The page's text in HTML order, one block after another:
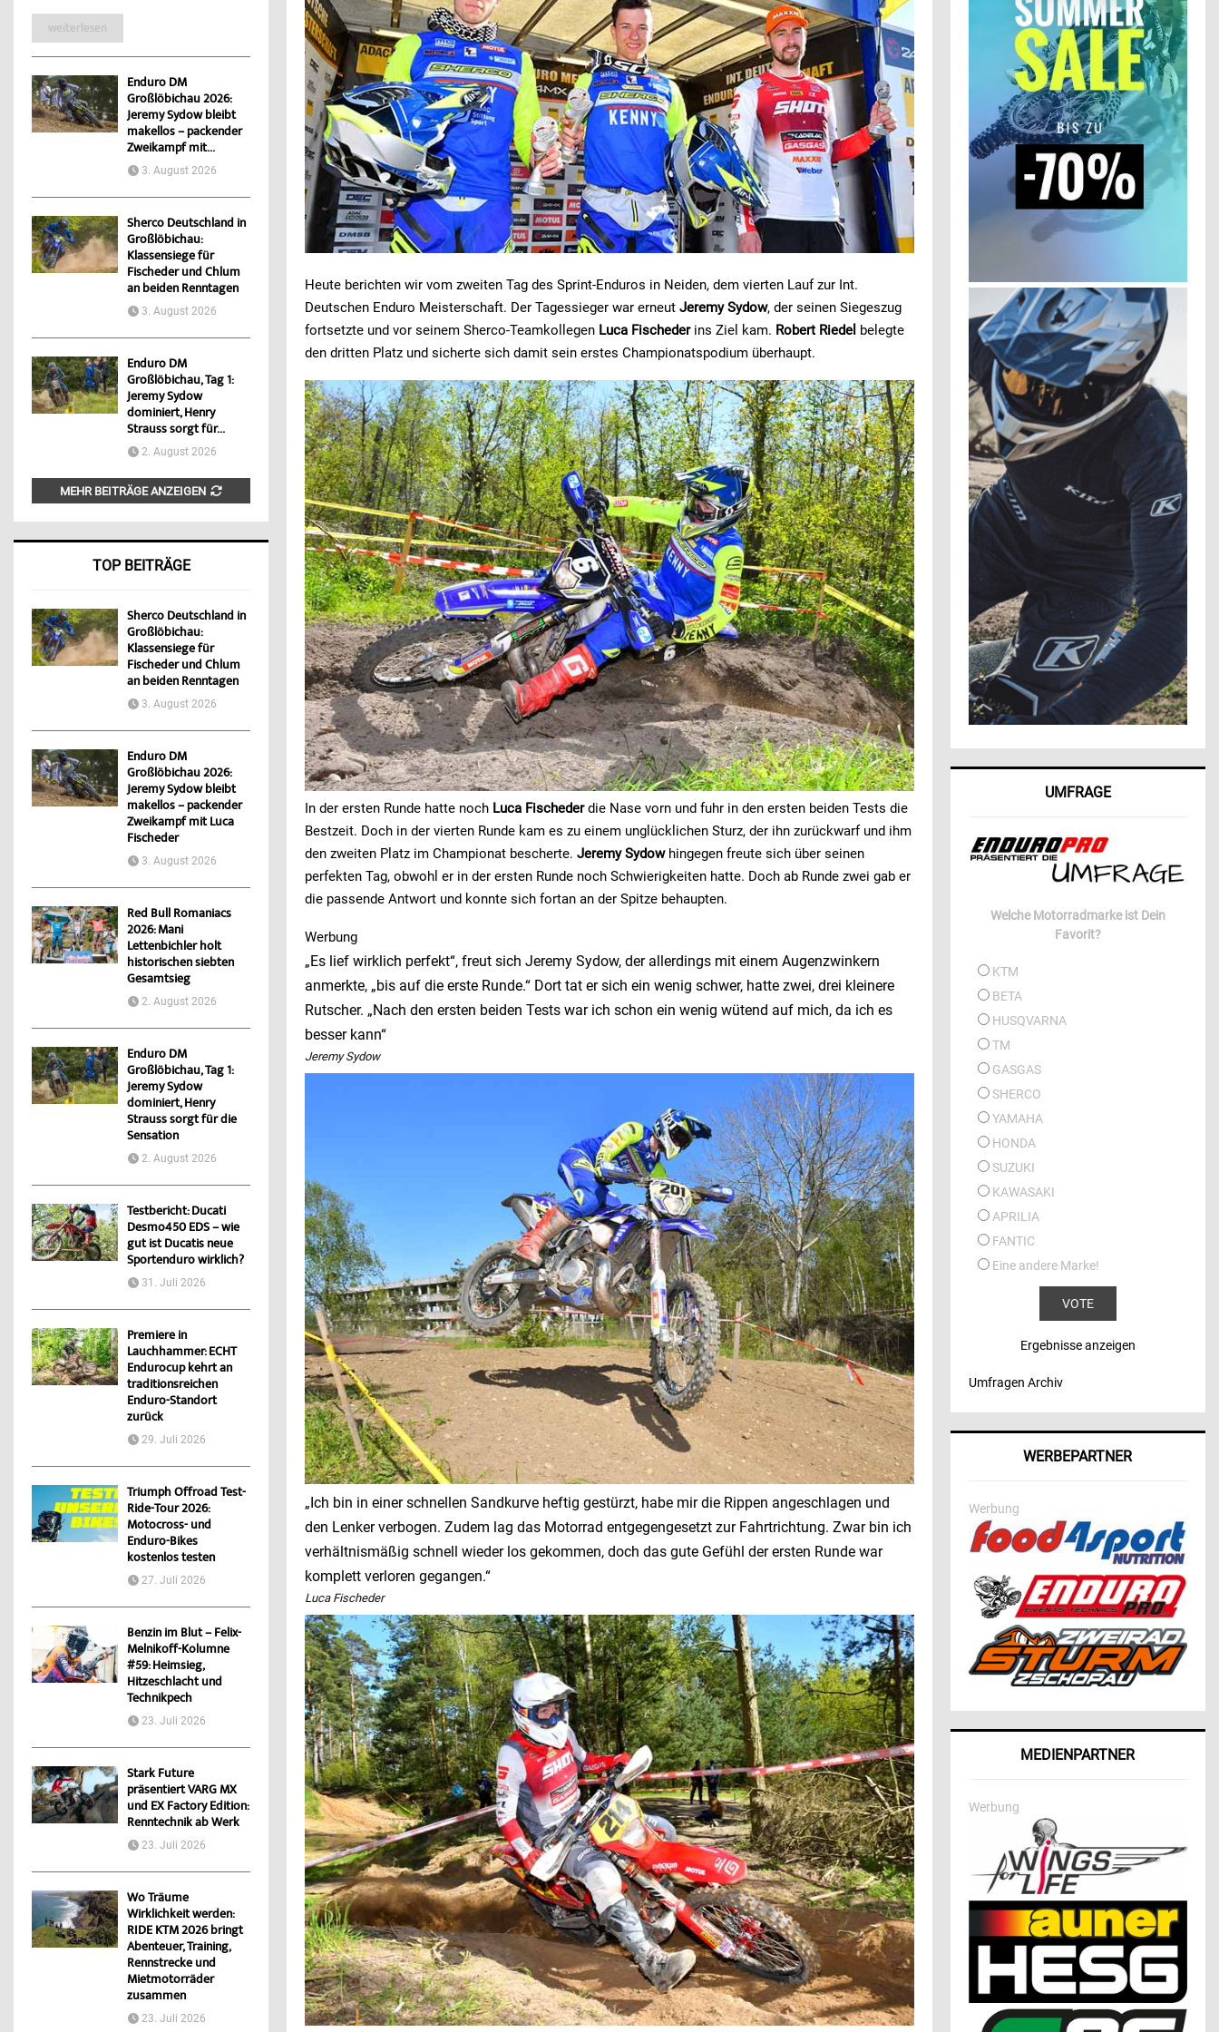
Heute berichten wir vom zweiten Tag des Sprint-Enduros in Neiden, dem vierten Lauf zur Int.
Deutschen Enduro Meisterschaft. Der Tagessieger war erneutJeremy Sydow, der seinen Siegeszug
fortsetzte und vor seinem Sherco-Teamkollegen Luca Fischederins Ziel kam. Robert Riedel belegte
den dritten Platz und sicherte sich damit sein erstes Championatspodium überhaupt.
In der ersten Runde hatte noch Luca Fischederdie Nase vorn und fuhr in den ersten beiden Tests die
Bestzeit. Doch in der vierten Runde kam es zu einem unglücklichen Sturz, der ihn zurückwarf und ihm
den zweiten Platz im Championat bescherte.Jeremy Sydowhingegen freute sich über seinen
perfekten Tag, obwohl er in der ersten Runde noch Schwierigkeiten hatte. Doch ab Runde zwei gab er
die passende Antwort und konnte sich fortan an der Spitze behaupten.
Werbung
„Es lief wirklich perfekt“, freut sich Jeremy Sydow, der allerdings mit einem Augenzwinkern
anmerkte, „bis auf die erste Runde.“ Dort tat er sich ein wenig schwer, hatte zwei, drei kleinere
Rutscher. „Nach den ersten beiden Tests war ich schon ein wenig wütend auf mich, da ich es
besser kann“
Jeremy Sydow
„Ich bin in einer schnellen Sandkurve heftig gestürzt, habe mir die Rippen angeschlagen und
den Lenker verbogen. Zudem lag das Motorrad entgegengesetzt zur Fahrtrichtung. Zwar bin ich
verhältnismäßig schnell wieder los gekommen, doch das gute Gefühl der ersten Runde war
komplett verloren gegangen.“
Luca Fischeder
weiterlesen
Enduro DM
Großlöbichau 2026:
Jeremy Sydow bleibt
makellos – packender
Zweikampf mit...
3. August 2026
Sherco Deutschland in
Großlöbichau:
Klassensiege für
Fischeder und Chlum
an beiden Renntagen
3. August 2026
Enduro DM
Großlöbichau, Tag 1:
Jeremy Sydow
dominiert, Henry
Strauss sorgt für...
2. August 2026
MEHR BEITRÄGE ANZEIGEN
TOP BEITRÄGE
Sherco Deutschland in
Großlöbichau:
Klassensiege für
Fischeder und Chlum
an beiden Renntagen
3. August 2026
Enduro DM
Großlöbichau 2026:
Jeremy Sydow bleibt
makellos – packender
Zweikampf mit Luca
Fischeder
3. August 2026
Red Bull Romaniacs
2026: Mani
Lettenbichler holt
historischen siebten
Gesamtsieg
2. August 2026
Enduro DM
Großlöbichau, Tag 1:
Jeremy Sydow
dominiert, Henry
Strauss sorgt für die
Sensation
2. August 2026
Testbericht: Ducati
Desmo450 EDS – wie
gut ist Ducatis neue
Sportenduro wirklich?
31. Juli 2026
Premiere in
Lauchhammer: ECHT
Endurocup kehrt an
traditionsreichen
Enduro-Standort
zurück
29. Juli 2026
Triumph Offroad Test-
Ride-Tour 2026:
Motocross- und
Enduro-Bikes
kostenlos testen
27. Juli 2026
Benzin im Blut – Felix-
Melnikoff-Kolumne
#59: Heimsieg,
Hitzeschlacht und
Technikpech
23. Juli 2026
Stark Future
präsentiert VARG MX
und EX Factory Edition:
Renntechnik ab Werk
23. Juli 2026
Wo Träume
Wirklichkeit werden:
RIDE KTM 2026 bringt
Abenteuer, Training,
Rennstrecke und
Mietmotorräder
zusammen
23. Juli 2026
UMFRAGE
Welche Motorradmarke ist Dein
Favorit?
KTM
BETA
HUSQVARNA
TM
GASGAS
SHERCO
YAMAHA
HONDA
SUZUKI
KAWASAKI
APRILIA
FANTIC
Eine andere Marke!
Ergebnisse anzeigen
Umfragen Archiv
WERBEPARTNER
Werbung
MEDIENPARTNER
Werbung